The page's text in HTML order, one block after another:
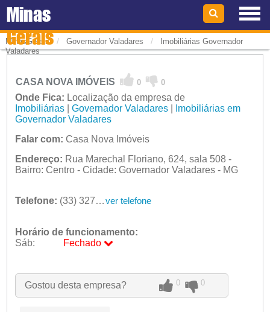
Minas
Gerais
MinasGerais / Governador Valadares /
Imobiliárias Governador
Valadares
CASA NOVA IMÓVEIS 0 0
Onde Fica: Localização da empresa de
Imobiliárias| Governador Valadares|
Imobiliárias em
Governador Valadares
Falar com: Casa Nova Imóveis
Endereço: Rua Marechal Floriano, 624, sala 508 -
Bairro: Centro - Cidade: Governador Valadares - MG
Telefone: (33) 3277-7757 ver telefone
Horário de funcionamento:
Sáb:
Fechado
Ter:
09:00 - 18:00
Qua:
09:00 - 18:00
Gostou desta empresa? 0 0